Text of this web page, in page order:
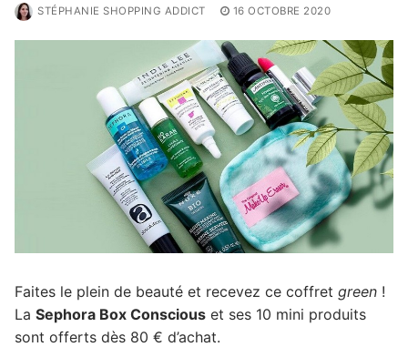
STÉPHANIE SHOPPING ADDICT 16 OCTOBRE 2020
Faites le plein de beauté et recevez ce coffret green !
La Sephora Box Conscious et ses 10 mini produits
sont offerts dès 80 € d’achat.